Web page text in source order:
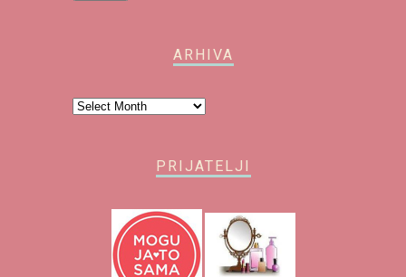
ARHIVA
Arhiva
PRIJATELJI